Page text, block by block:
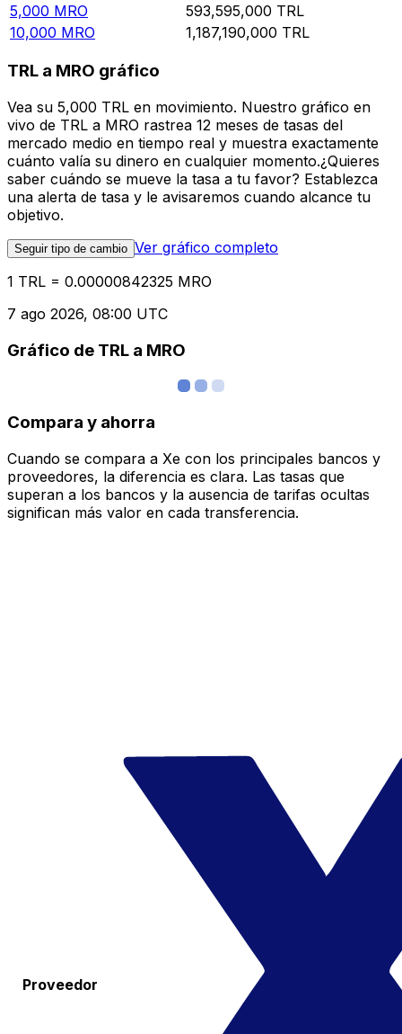
5,000 MRO 593,595,000 TRL
10,000 MRO 1,187,190,000 TRL
TRL a MRO gráfico
Vea su 5,000 TRL en movimiento. Nuestro gráfico en
vivo de TRL a MRO rastrea 12 meses de tasas del
mercado medio en tiempo real y muestra exactamente
cuánto valía su dinero en cualquier momento.¿Quieres
saber cuándo se mueve la tasa a tu favor? Establezca
una alerta de tasa y le avisaremos cuando alcance tu
objetivo.
Seguir tipo de cambio Ver gráfico completo
1 TRL = 0.00000842325 MRO
7 ago 2026, 08:00 UTC
Gráfico de TRL a MRO
Compara y ahorra
Cuando se compara a Xe con los principales bancos y
proveedores, la diferencia es clara. Las tasas que
superan a los bancos y la ausencia de tarifas ocultas
significan más valor en cada transferencia.
Proveedor